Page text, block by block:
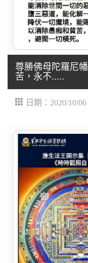
尊勝佛母陀羅尼
苦，永不.....
日期：2020/10/06